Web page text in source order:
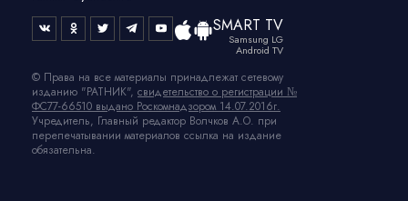
SMART TV
Samsung LG
Android TV
© Права на все материалы принадлежат сетевому
изданию "РАТНИК", свидетельство о регистрации №
ФС77-66510 выдано Роскомнадзором 14.07.2016г.
Учредитель, Главный редактор Волчков А.О. при
перепечатывании материалов ссылка на издание
обязательна.